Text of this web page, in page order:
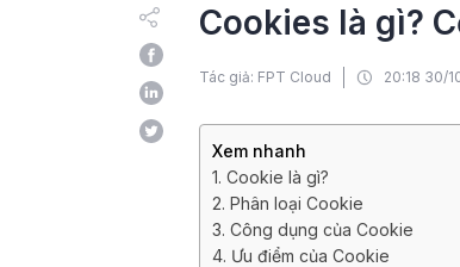
Cookies là gì?
Tác giả: FPT Cloud 20:18 30/
Xem nhanh
1. Cookie là gì?
2. Phân loại Cookie
3. Công dụng của Cookie
4. Ưu điểm của Cookie